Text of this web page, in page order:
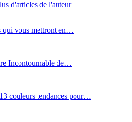
d'articles de l'auteur
qui vous mettront en…
Incontournable de…
couleurs tendances pour…